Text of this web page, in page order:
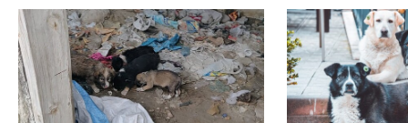
all’aria aperta, e appena posso mi cimento in
percorsi di trekking nella natura. Nella filosofia
di Kodami ho ritrovato i miei valori e un
approccio consapevole ma agile ai problemi
del mondo.